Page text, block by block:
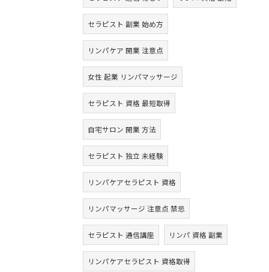
セラピスト 副業 始め方
リンパケア 開業 注意点
女性 起業 リンパマッサージ
セラピスト 資格 最短取得
自宅サロン 開業 方法
セラピスト 独立 未経験
リンパケアセラピスト 資格
リンパマッサージ 注意点 禁忌
セラピスト 通信講座 リンパ 資格 副業
リンパケアセラピスト 資格取得